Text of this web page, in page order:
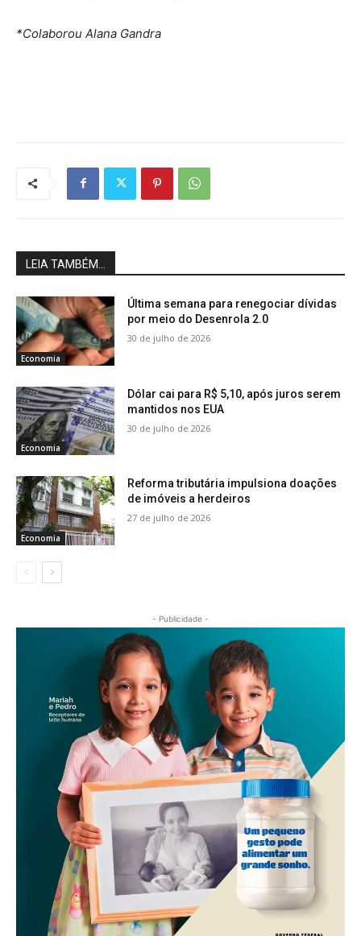
*Colaborou Alana Gandra
LEIA TAMBÉM...
Economia
Última semana para renegociar dívidas
por meio do Desenrola 2.0
30 de julho de 2026
Economia
Dólar cai para R$ 5,10, após juros serem
mantidos nos EUA
30 de julho de 2026
Economia
Reforma tributária impulsiona doações
de imóveis a herdeiros
27 de julho de 2026
- Publicidade -